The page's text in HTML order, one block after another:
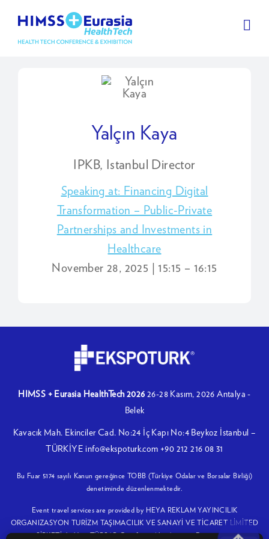
Yalçın Kaya
IPKB, Istanbul Director
Speaking at: Financing Digital
Transformation – Public-Private
Partnerships and Investments in
Healthcare
November 28, 2025 | 15:15 – 16:15
HIMSS + Eurasia HealthTech 2026 26-28 Kasım, 2026Antalya -
Belek
Kavacık Mah. Ekinciler Cad. No:24 İç Kapı No:4 Beykoz İstanbul –
TÜRKİYEinfo@ekspoturk.com +90 212 216 08 31
Bu Fuar 5174 sayılı Kanun gereğince TOBB (Türkiye Odalar ve Borsalar Birliği)
denetiminde düzenlenmektedir.
Event travel services are provided by HEYA REKLAM YAYINCILIK
ORGANIZASYON TURİZM TAŞIMACILIK VE SANAYİ VE TİCARET LİMİTED
ŞİRKETİ, holding TÜRSAB Certificate No: A-10080 D2-1069271.